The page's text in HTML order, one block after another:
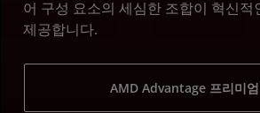
어 구성 요소의 세심한 조합이 혁신적
제공합니다.
AMD Advantage 프리미